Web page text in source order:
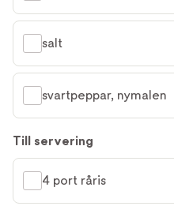
salt
svartpeppar, nymalen
Till servering
4 port råris